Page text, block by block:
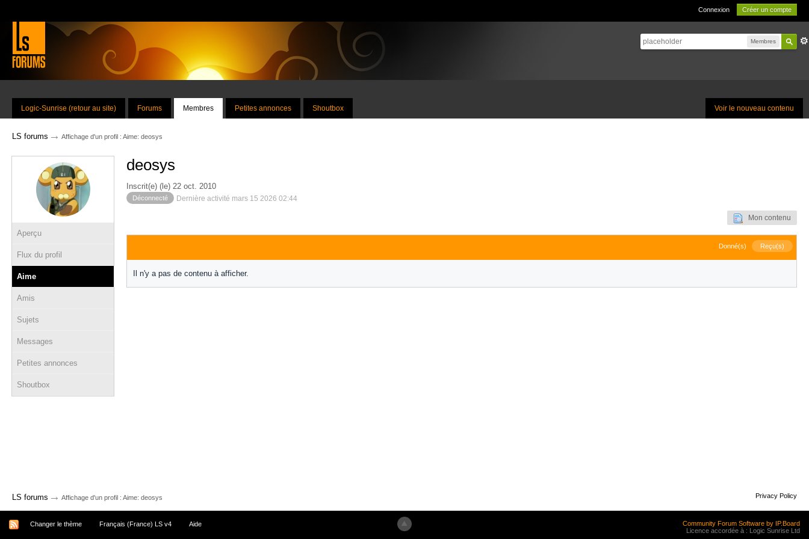
Connexion Créer un compte
Membres
Voir le nouveau contenu
Logic-Sunrise (retour au site) Forums Membres Petites annonces Shoutbox
LS forums → Affichage d'un profil : Aime: deosys
Aperçu
Flux du profil
Aime
Amis
Sujets
Messages
Petites annonces
Shoutbox
deosys
Inscrit(e) (le) 22 oct. 2010
Déconnecté Dernière activité mars 15 2026 02:44
Mon contenu
Donné(s) Reçu(s)
Il n'y a pas de contenu à afficher.
LS forums → Affichage d'un profil : Aime: deosys Privacy Policy
Changer le thème Français (France) LS v4 Aide
Community Forum Software by IP.Board
Licence accordée à : Logic Sunrise Ltd